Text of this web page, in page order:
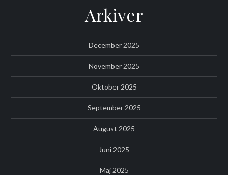
Arkiver
December 2025
November 2025
Oktober 2025
September 2025
August 2025
Juni 2025
Maj 2025